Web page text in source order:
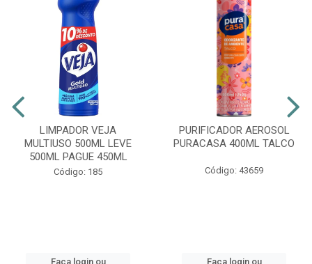
LIMPADOR VEJA
MULTIUSO 500ML LEVE
500ML PAGUE 450ML
Código: 185
Faça login ou
PURIFICADOR AEROSOL
PURACASA 400ML TALCO
Código: 43659
Faça login ou